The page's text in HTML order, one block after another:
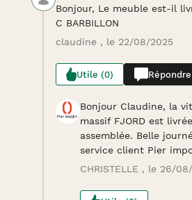
Bonjour, Le meuble est-il
C BARBILLON
claudine , le 22/08/2025
Utile (0) Répondre
Bonjour Claudine, la
massif FJORD est
assemblée. Belle
service client Pier
CHRISTELLE , le 26/